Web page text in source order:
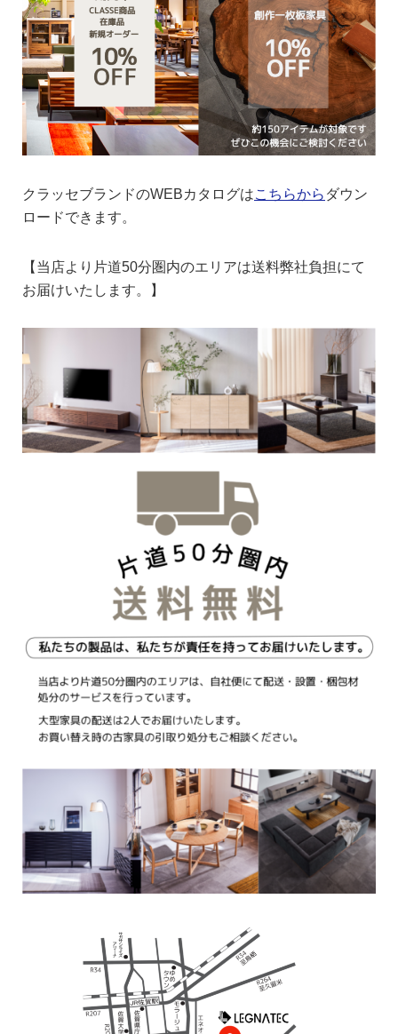
クラッセブランドのWEBカタログはこちらから ダウン
ロードできます。
【当店より片道50分圏内のエリアは送料弊社負担にて
お届けいたします。】